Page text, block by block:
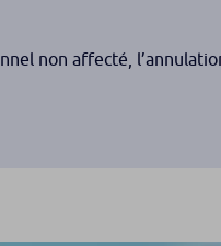
non affecté,